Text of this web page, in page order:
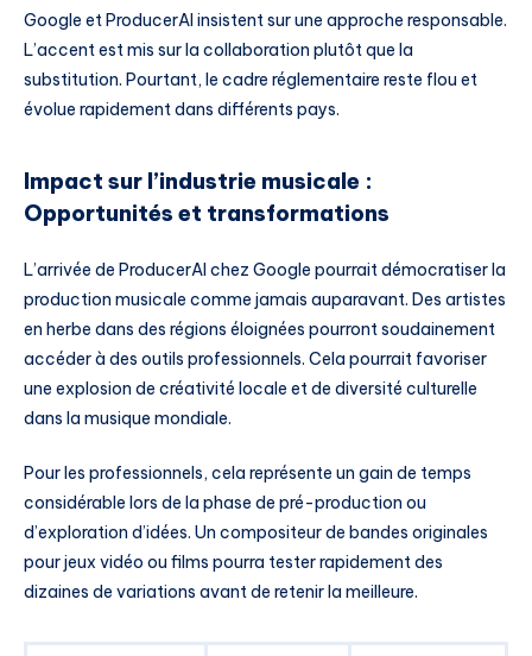
Google et ProducerAI insistent sur une approche responsable.
L’accent est mis sur la collaboration plutôt que la
substitution. Pourtant, le cadre réglementaire reste flou et
évolue rapidement dans différents pays.
Impact sur l’industrie musicale :
Opportunités et transformations
L’arrivée de ProducerAI chez Google pourrait démocratiser la
production musicale comme jamais auparavant. Des artistes
en herbe dans des régions éloignées pourront soudainement
accéder à des outils professionnels. Cela pourrait favoriser
une explosion de créativité locale et de diversité culturelle
dans la musique mondiale.
Pour les professionnels, cela représente un gain de temps
considérable lors de la phase de pré-production ou
d’exploration d’idées. Un compositeur de bandes originales
pour jeux vidéo ou films pourra tester rapidement des
dizaines de variations avant de retenir la meilleure.